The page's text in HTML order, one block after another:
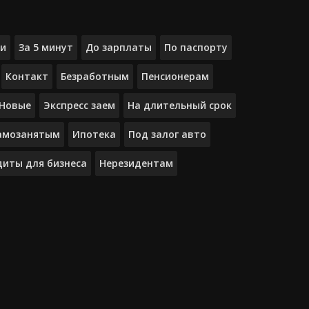
За 5 минут До зарплаты По паспорту
Контакт Безработным Пенсионерам
Новые Экспресс заем На длительный срок
Ипотека Под залог авто
для бизнеса Нерезидентам